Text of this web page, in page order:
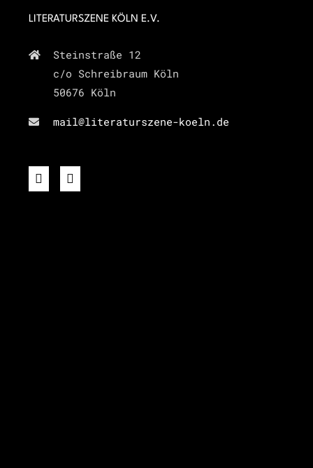
LITERATURSZENE KÖLN E.V.
Steinstraße 12
c/o Schreibraum Köln
50676 Köln
mail@literaturszene-koeln.de